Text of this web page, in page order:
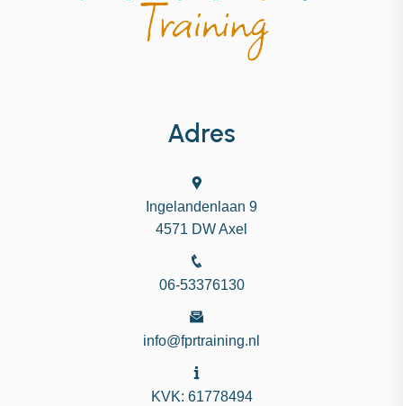
Adres
Ingelandenlaan 9
4571 DW Axel
06-53376130
info@fprtraining.nl
KVK: 61778494